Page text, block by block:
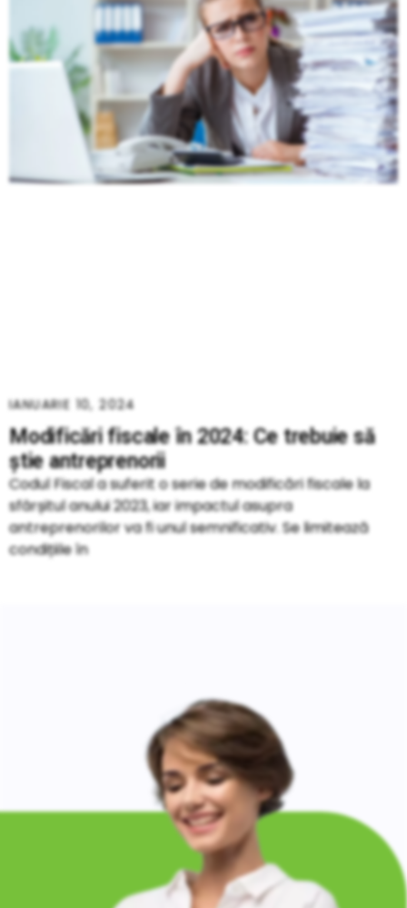
Modificări fiscale în 2024: Ce trebuie să
știe antreprenorii
IANUARIE 10, 2024
Codul Fiscal a suferit o serie de modificări fiscale la
sfârșitul anului 2023, iar impactul asupra
antreprenorilor va fi unul semnificativ. Se limitează
condițiile în